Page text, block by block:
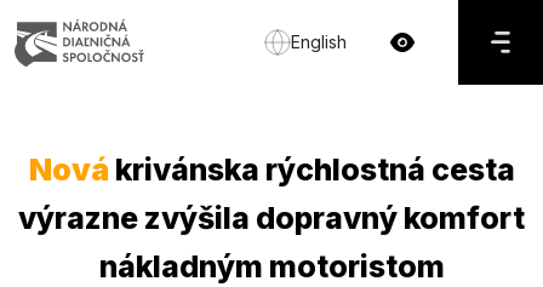
English
Nová krivánska rýchlostná cesta
výrazne zvýšila dopravný komfort
nákladným motoristom